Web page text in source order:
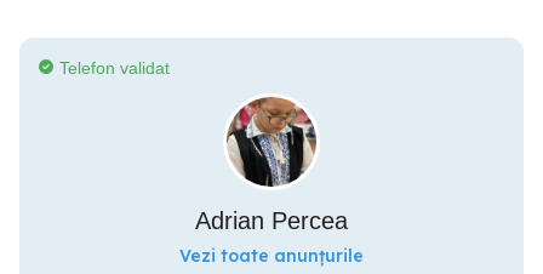
Telefon validat
Adrian Percea
Vezi toate anunțurile